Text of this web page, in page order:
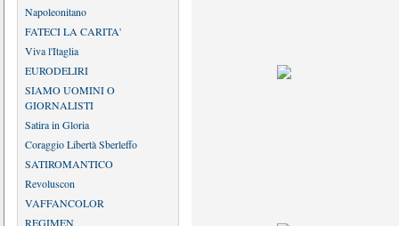
Napoleonitano
FATECI LA CARITA'
Viva l'Itaglia
EURODELIRI
SIAMO UOMINI O
GIORNALISTI
Satira in Gloria
Coraggio Libertà Sberleffo
SATIROMANTICO
Revoluscon
VAFFANCOLOR
REGIMEN